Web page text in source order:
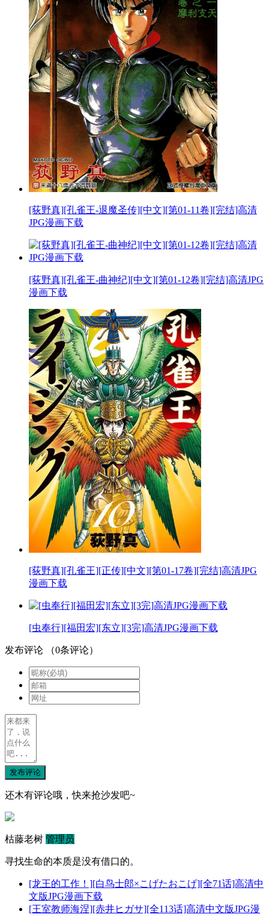
[荻野真][孔雀王-退魔圣传][中文][第01-11卷][完结]高清
JPG漫画下载
[荻野真][孔雀王-曲神纪][中文][第01-12卷][完结]高清JPG
漫画下载
[荻野真][孔雀王][正传][中文][第01-17卷][完结]高清JPG
漫画下载
[虫奉行][福田宏][东立][3完]高清JPG漫画下载
发布评论 （0条评论）
发布评论
还木有评论哦，快来抢沙发吧~
枯藤老树 管理员
寻找生命的本质是没有借口的。
[龙王的工作！][白鸟士郎×こげたおこげ][全71话]高清中
文版JPG漫画下载
[王室教师海涅][赤井ヒガサ][全113话]高清中文版JPG漫